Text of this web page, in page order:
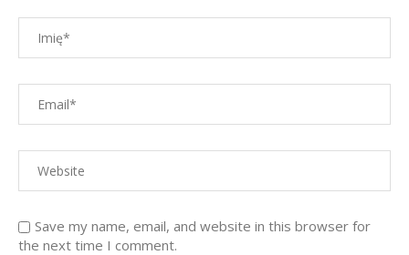
Save my name, email, and website in this browser for
the next time I comment.